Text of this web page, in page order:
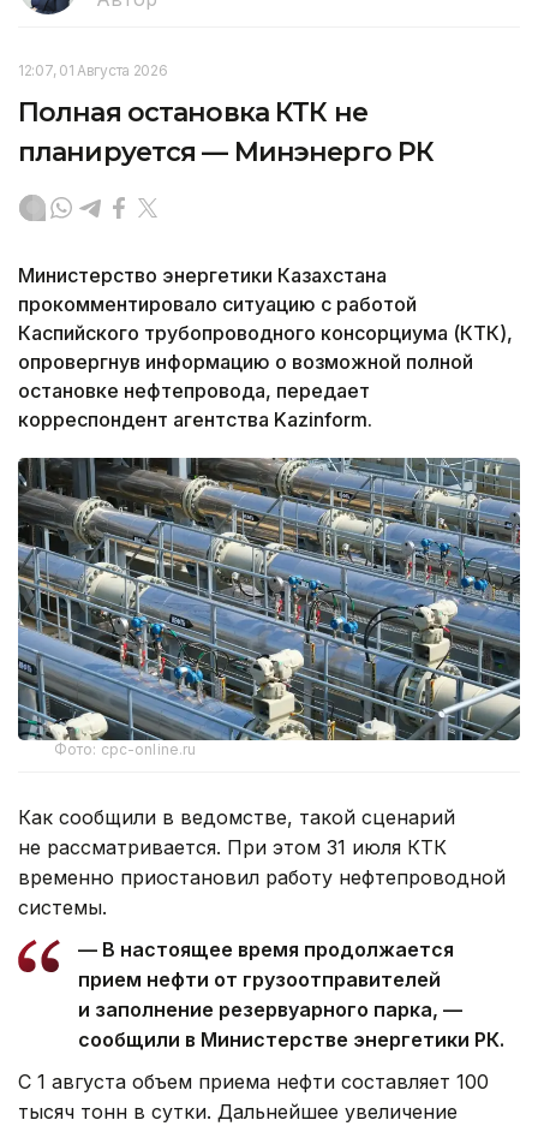
12:07, 01 Августа 2026
Полная остановка КТК не
планируется — Минэнерго РК
Министерство энергетики Казахстана
прокомментировало ситуацию с работой
Каспийского трубопроводного консорциума (КТК),
опровергнув информацию о возможной полной
остановке нефтепровода, передает
корреспондент агентства Kazinform.
Фото: cpc-online.ru
Как сообщили в ведомстве, такой сценарий
не рассматривается. При этом 31 июля КТК
временно приостановил работу нефтепроводной
системы.
— В настоящее время продолжается
прием нефти от грузоотправителей
и заполнение резервуарного парка, —
сообщили в Министерстве энергетики РК.
С 1 августа объем приема нефти составляет 100
тысяч тонн в сутки. Дальнейшее увеличение